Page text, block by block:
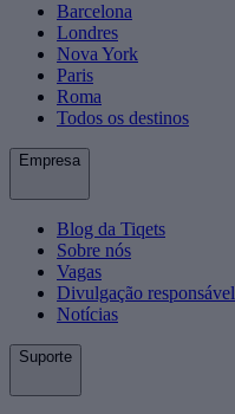
Barcelona
Londres
Nova York
Paris
Roma
Todos os destinos
Empresa
Blog da Tiqets
Sobre nós
Vagas
Divulgação responsável
Notícias
Suporte